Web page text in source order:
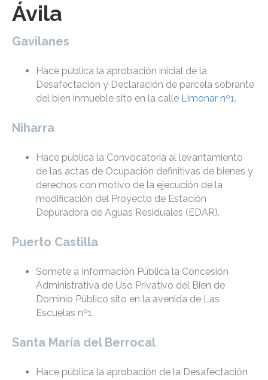
Ávila
Gavilanes
Hace pública la aprobación inicial de la
Desafectación y Declaración de parcela sobrante
del bien inmueble sito en la calle Limonar nº1.
Niharra
Hace pública la Convocatoria al levantamiento
de las actas de Ocupación definitivas de bienes y
derechos con motivo de la ejecución de la
modificación del Proyecto de Estación
Depuradora de Aguas Residuales (EDAR).
Puerto Castilla
Somete a Información Pública la Concesión
Administrativa de Uso Privativo del Bien de
Dominio Público sito en la avenida de Las
Escuelas nº1.
Santa María del Berrocal
Hace pública la aprobación de la Desafectación